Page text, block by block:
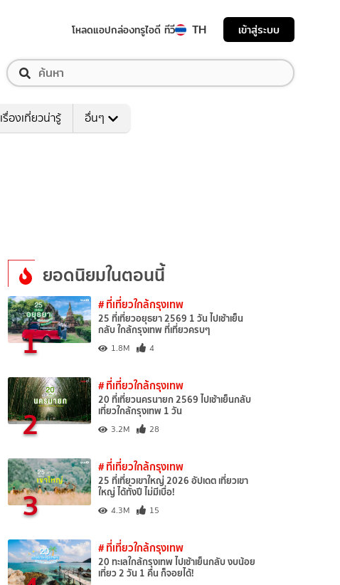
โหลดแอปกล่องทรูไอดี ทีวี TH เข้าสู่ระบบ
เรื่องเที่ยวน่ารู้ อื่นๆ
ยอดนิยมในตอนนี้
1
# ที่เที่ยวใกล้กรุงเทพ
25 ที่เที่ยวอยุธยา 2569 1 วัน ไปเช้าเย็น
กลับ ใกล้กรุงเทพ ที่เที่ยวครบๆ
1.8M 4
2
# ที่เที่ยวใกล้กรุงเทพ
20 ที่เที่ยวนครนายก 2569 ไปเช้าเย็นกลับ
เที่ยวใกล้กรุงเทพ 1 วัน
3.2M 28
3
# ที่เที่ยวใกล้กรุงเทพ
25 ที่เที่ยวเขาใหญ่ 2026 อัปเดต เที่ยวเขา
ใหญ่ ได้ทั้งปี ไม่มีเบื่อ!
4.3M 15
# ที่เที่ยวใกล้กรุงเทพ
20 ทะเลใกล้กรุงเทพ ไปเช้าเย็นกลับ งบน้อย
เที่ยว 2 วัน 1 คืน ก็จอยได้!